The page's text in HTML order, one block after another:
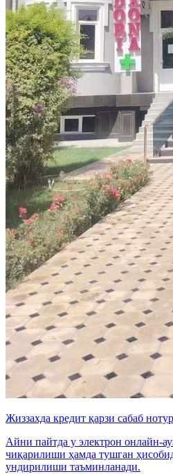
Жиззахда кредит қарзи сабаб
Айни пайтда у электрон онлайн-
чиқарилиши ҳамда тушган
ундирилиши таъминланади.